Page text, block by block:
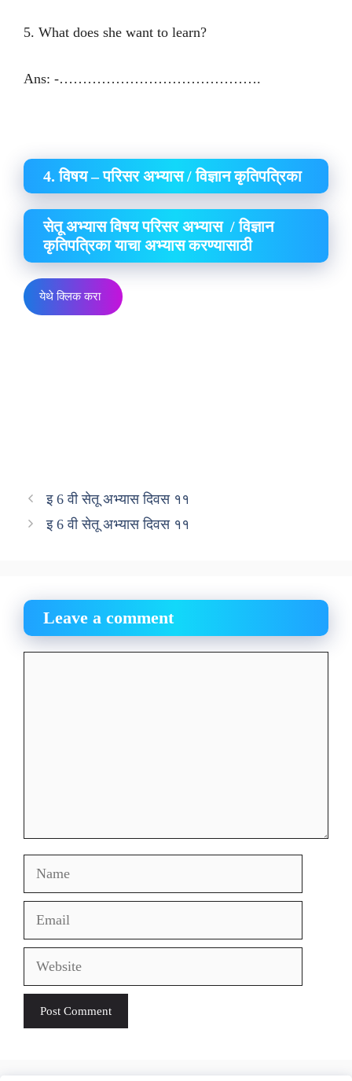
5. What does she want to learn?
Ans: -…………………………………….
4. विषय – परिसर अभ्यास / विज्ञान कृतिपत्रिका
सेतू अभ्यास विषय परिसर अभ्यास / विज्ञान
कृतिपत्रिका याचा अभ्यास करण्यासाठी
येथे क्लिक करा
इ 6 वी सेतू अभ्यास दिवस ११
इ 6 वी सेतू अभ्यास दिवस ११
Leave a comment
Name
Email
Website